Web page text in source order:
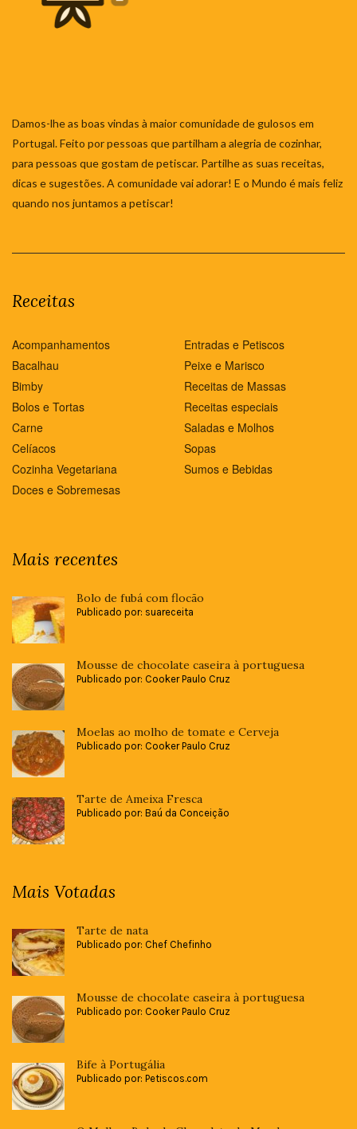
Damos-lhe as boas vindas à maior comunidade de gulosos em
Portugal. Feito por pessoas que partilham a alegria de cozinhar,
para pessoas que gostam de petiscar. Partilhe as suas receitas,
dicas e sugestões. A comunidade vai adorar! E o Mundo é mais feliz
quando nos juntamos a petiscar!
Receitas
Acompanhamentos
Bacalhau
Bimby
Bolos e Tortas
Carne
Celíacos
Cozinha Vegetariana
Doces e Sobremesas
Entradas e Petiscos
Peixe e Marisco
Receitas de Massas
Receitas especiais
Saladas e Molhos
Sopas
Sumos e Bebidas
Mais recentes
Bolo de fubá com flocão
Publicado por: suareceita
Mousse de chocolate caseira à portuguesa
Publicado por: Cooker Paulo Cruz
Moelas ao molho de tomate e Cerveja
Publicado por: Cooker Paulo Cruz
Tarte de Ameixa Fresca
Publicado por: Baú da Conceição
Mais Votadas
Tarte de nata
Publicado por: Chef Chefinho
Mousse de chocolate caseira à portuguesa
Publicado por: Cooker Paulo Cruz
Bife à Portugália
Publicado por: Petiscos.com